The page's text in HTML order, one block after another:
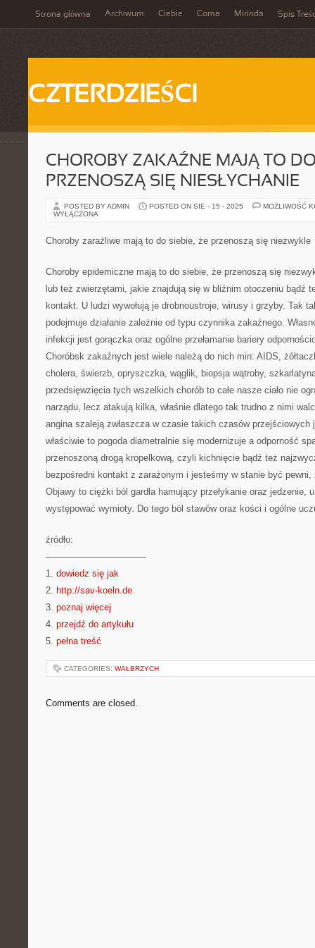
Strona główna Archiwum Ciebie Coma Mirinda Spis
CZTERDZIEŚCI
CHOROBY ZAKAŹNE MAJĄ TO
PRZENOSZĄ SIĘ NIESŁYCHANIE
POSTED BY ADMIN POSTED ON SIE - 15 - 2025
MOŻLIWOŚĆ
WYŁĄCZONA
Choroby zaraźliwe mają to do siebie, że przenoszą się niezwykle
Choroby epidemiczne mają to do siebie, że przenoszą się
lub też zwierzętami, jakie znajdują się w bliźnim otoczeniu bądź
kontakt. U ludzi wywołują je drobnoustroje, wirusy i grzyby. Tak
podejmuje działanie zależnie od typu czynnika zakaźnego.
infekcji jest gorączka oraz ogólne przełamanie bariery
Choróbsk zakaźnych jest wiele należą do nich min: AIDS,
cholera, świerzb, opryszczka, wąglik, biopsja wątroby,
przedsięwzięcia tych wszelkich chorób to całe nasze ciało nie
narządu, lecz atakują kilka, właśnie dlatego tak trudno z nimi
angina szaleją zwłaszcza w czasie takich czasów przejściowych
właściwie to pogoda diametralnie się modernizuje a odporność
przenoszoną drogą kropelkową, czyli kichnięcie bądź też
bezpośredni kontakt z zarażonym i jesteśmy w stanie być
Objawy to ciężki ból gardła hamujący przełykanie oraz jedzenie,
występować wymioty. Do tego ból stawów oraz kości i ogólne
źródło:
———————————
1. dowiedz się jak
2. http://sav-koeln.de
3. poznaj więcej
4. przejdź do artykułu
5. pełna treść
CATEGORIES: WAŁBRZYCH
Comments are closed.